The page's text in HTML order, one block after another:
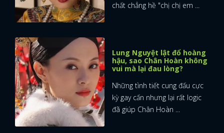
chất chẳng hề "chị chị em ...
Lung Nguyệt lật đổ hoàng
hậu, sao Chân Hoàn không
vui mà lại đau lòng?
Những tình tiết cung đấu cực
kỳ gay cấn nhưng lại rất logic
đã giúp Chân Hoàn ...